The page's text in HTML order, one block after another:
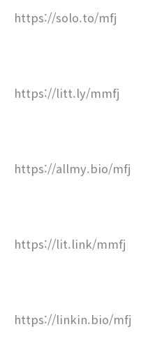
https://solo.to/mfj
https://litt.ly/mmfj
https://allmy.bio/mfj
https://lit.link/mmfj
https://linkin.bio/mfj